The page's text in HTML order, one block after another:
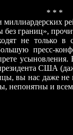
* * *
границ»,
не только в
пресс-
США
вы нас даже не
непонятны и